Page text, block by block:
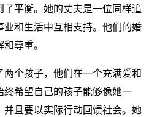
平衡。她的丈夫是一位同样追
业和生活中互相支持。他们的婚
尊重。
两个孩子，他们在一个充满爱和
希望自己的孩子能够像她一
且要以实际行动回馈社会。她